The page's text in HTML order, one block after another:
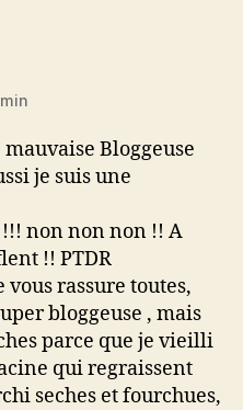
mauvaise Bloggeuse
je suis une
!!! non non non !! A
!! PTDR
rassure toutes,
bloggeuse , mais
parce que je vieilli
qui regraissent
seches et fourchues,